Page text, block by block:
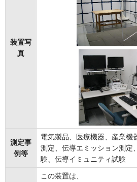
装置写
真
測定事
例等
電気製品、医療機器、産業機
測定、伝導エミッション測定
験、伝導イミュニティ試験
この装置は、